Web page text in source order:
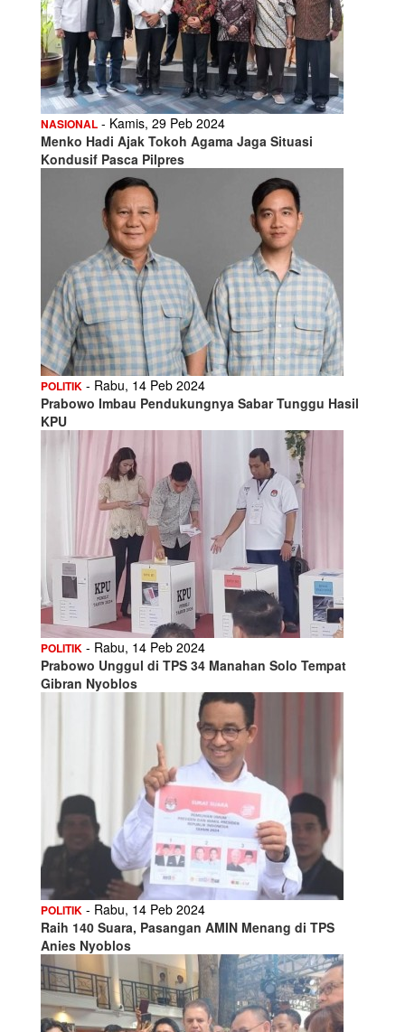
NASIONAL - Kamis, 29 Peb 2024
Menko Hadi Ajak Tokoh Agama Jaga Situasi
Kondusif Pasca Pilpres
POLITIK - Rabu, 14 Peb 2024
Prabowo Imbau Pendukungnya Sabar Tunggu Hasil
KPU
POLITIK - Rabu, 14 Peb 2024
Prabowo Unggul di TPS 34 Manahan Solo Tempat
Gibran Nyoblos
POLITIK - Rabu, 14 Peb 2024
Raih 140 Suara, Pasangan AMIN Menang di TPS
Anies Nyoblos